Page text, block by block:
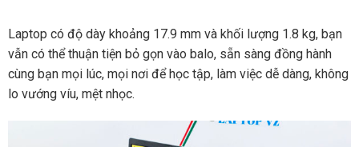
Laptop có độ dày khoảng 17.9 mm và khối lượng 1.8 kg, bạn
vẫn có thể thuận tiện bỏ gọn vào balo, sẵn sàng đồng hành
cùng bạn mọi lúc, mọi nơi để học tập, làm việc dễ dàng, không
lo vướng víu, mệt nhọc.